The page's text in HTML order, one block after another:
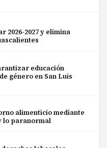
2026-2027 y elimina
educación
género en San Luis
alimenticio mediante
lo paranormal